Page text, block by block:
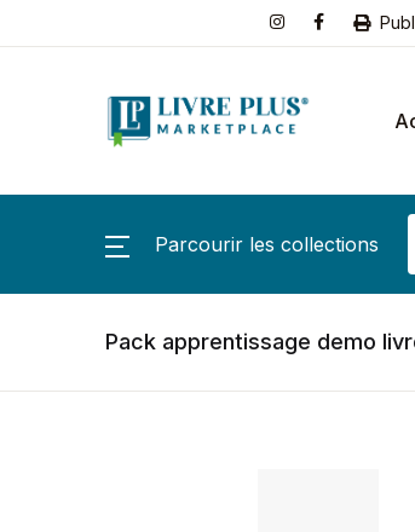
Parcourir les collections
Pack apprentissage demo